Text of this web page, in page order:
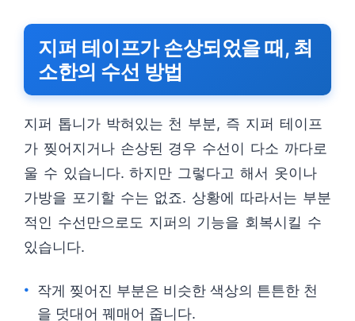
지퍼 테이프가 손상되었을 때, 최
소한의 수선 방법
지퍼 톱니가 박혀있는 천 부분, 즉 지퍼 테이프
가 찢어지거나 손상된 경우 수선이 다소 까다로
울 수 있습니다. 하지만 그렇다고 해서 옷이나
가방을 포기할 수는 없죠. 상황에 따라서는 부분
적인 수선만으로도 지퍼의 기능을 회복시킬 수
있습니다.
작게 찢어진 부분은 비슷한 색상의 튼튼한 천
을 덧대어 꿰매어 줍니다.